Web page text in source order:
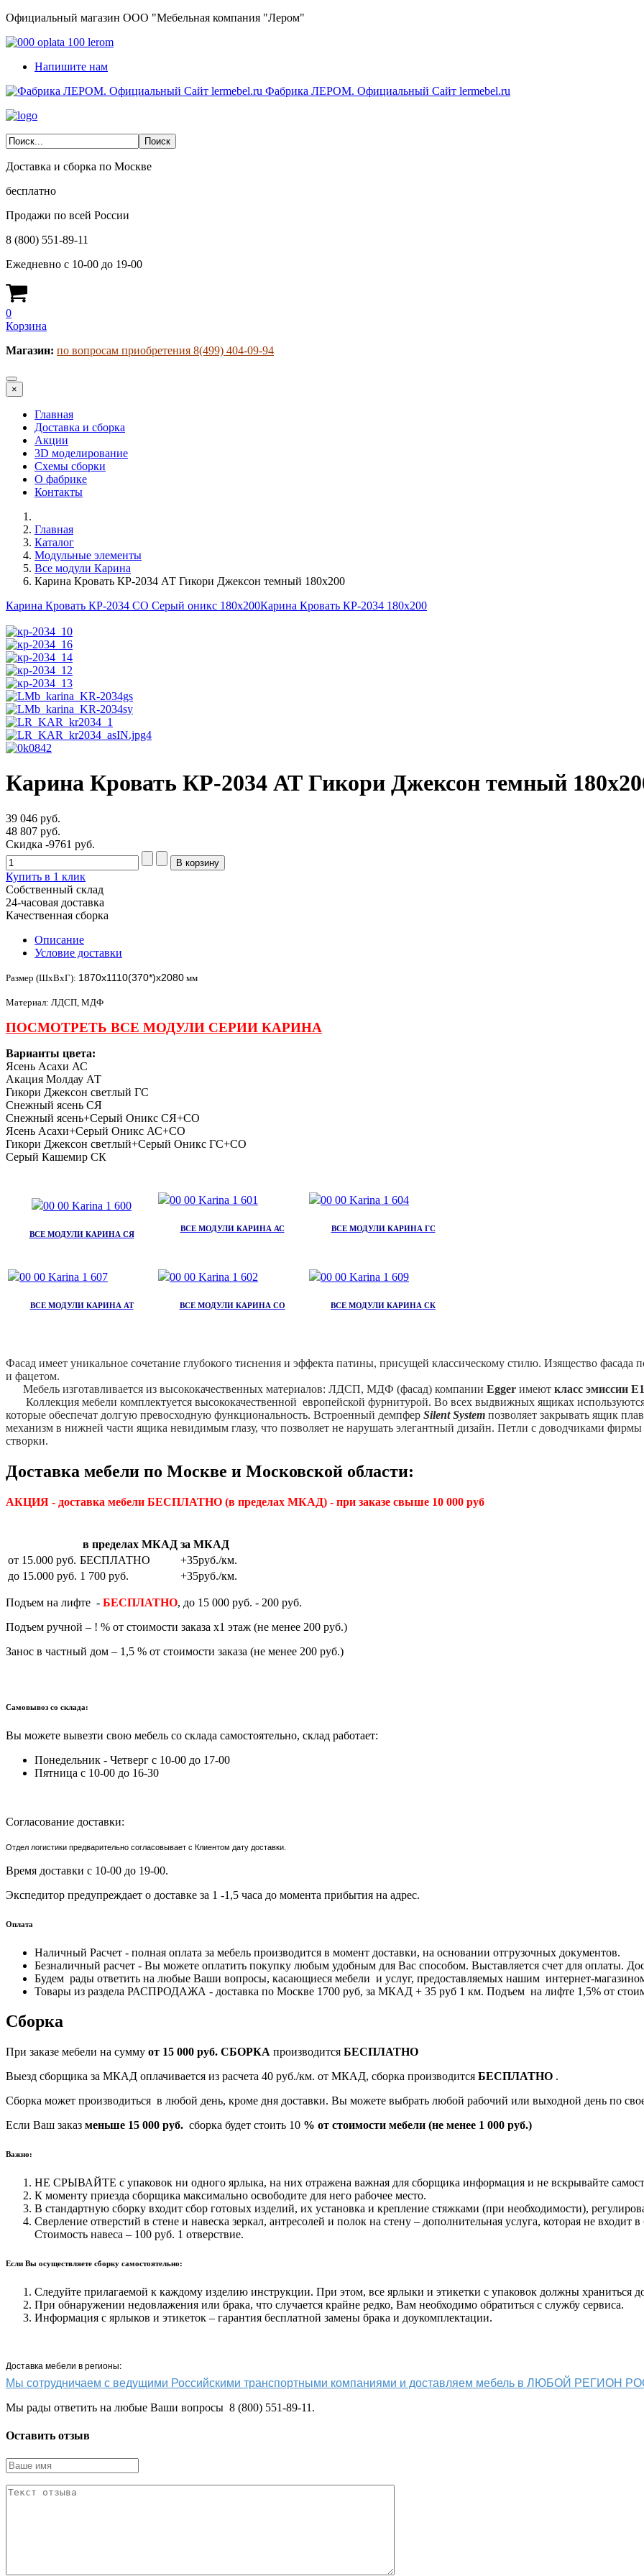
Официальный магазин ООО "Мебельная компания "Лером"
Напишите нам
Фабрика ЛЕРОМ. Официальный Сайт lermebel.ru
Доставка и сборка по Москве
бесплатно
Продажи по всей России
8 (800) 551-89-11
Ежедневно с 10-00 до 19-00
0
Корзина
Магазин: по вопросам приобретения 8(499) 404-09-94
×
Главная
Доставка и сборка
Акции
3D моделирование
Схемы сборки
О фабрике
Контакты
Главная
Каталог
Модульные элементы
Все модули Карина
Карина Кровать КР-2034 АТ Гикори Джексон темный 180х200
Карина Кровать КР-2034 СО Серый оникс 180х200Карина Кровать КР-2034 180х200
Карина Кровать КР-2034 АТ Гикори Джексон темный
39 046 руб.
48 807 руб.
Скидка -9761 руб.
Купить в 1 клик
Собственный склад
24-часовая доставка
Качественная сборка
Описание
Условие доставки
Размер (ШхВхГ): 1870х1110(370*)х2080 мм
Материал: ЛДСП, МДФ
ПОСМОТРЕТЬ ВСЕ МОДУЛИ СЕРИИ КАРИНА
Варианты цвета:
Ясень Асахи АС
Акация Молдау АТ
Гикори Джексон светлый ГС
Снежный ясень СЯ
Снежный ясень+Серый Оникс СЯ+СО
Ясень Асахи+Серый Оникс АС+СО
Гикори Джексон светлый+Серый Оникс ГС+СО
Серый Кашемир СК
ВСЕ МОДУЛИ КАРИНА СЯ
ВСЕ МОДУЛИ КАРИНА АС ВСЕ МОДУЛИ КАРИНА ГС
ВСЕ МОДУЛИ КАРИНА АТ ВСЕ МОДУЛИ КАРИНА СО ВСЕ МОДУЛИ КАРИНА СК
Фасад имеет уникальное сочетание глубокого тиснения и эффекта патины, присущей классическому стилю. Изящество фасада
и фацетом.
Мебель изготавливается из высококачественных материалов: ЛДСП, МДФ (фасад) компании Egger имеют класс эмиссии Е1
Коллекция мебели комплектуется высококачественной европейской фурнитурой. Во всех выдвижных ящиках
которые обеспечат долгую превосходную функциональность. Встроенный демпфер Silent System позволяет закрывать ящик
механизм в нижней части ящика невидимым глазу, что позволяет не нарушать элегантный дизайн. Петли с доводчиками фирмы
створки.
Доставка мебели по Москве и Московской области:
АКЦИЯ - доставка мебели БЕСПЛАТНО (в пределах МКАД) - при заказе свыше 10 000 руб
в пределах МКАД за МКАД
от 15.000 руб. БЕСПЛАТНО
+35руб./км.
до 15.000 руб. 1 700 руб. +35руб./км.
Подъем на лифте - БЕСПЛАТНО, до 15 000 руб. - 200 руб.
Подъем ручной – ! % от стоимости заказа х1 этаж (не менее 200 руб.)
Занос в частный дом – 1,5 % от стоимости заказа (не менее 200 руб.)
Самовывоз со склада:
Вы можете вывезти свою мебель со склада самостоятельно, склад работает:
Понедельник - Четверг с 10-00 до 17-00
Пятница с 10-00 до 16-30
Согласование доставки:
Отдел логистики предварительно согласовывает с Клиентом дату доставки.
Время доставки с 10-00 до 19-00.
Экспедитор предупреждает о доставке за 1 -1,5 часа до момента прибытия на адрес.
Оплата
Наличный Расчет - полная оплата за мебель производится в момент доставки, на основании отгрузочных документов.
Безналичный расчет - Вы можете оплатить покупку любым удобным для Вас способом. Выставляется счет для оплаты.
Будем рады ответить на любые Ваши вопросы, касающиеся мебели и услуг, предоставляемых нашим интернет-
Товары из раздела РАСПРОДАЖА - доставка по Москве 1700 руб, за МКАД + 35 руб 1 км. Подъем на лифте 1,5% от
Сборка
При заказе мебели на сумму от 15 000 руб. СБОРКА производится БЕСПЛАТНО
Выезд сборщика за МКАД оплачивается из расчета 40 руб./км. от МКАД, сборка производится БЕСПЛАТНО .
Сборка может производиться в любой день, кроме дня доставки. Вы можете выбрать любой рабочий или выходной день по
Если Ваш заказ меньше 15 000 руб. сборка будет стоить 10 % от стоимости мебели (не менее 1 000 руб.)
Важно:
НЕ СРЫВАЙТЕ с упаковок ни одного ярлыка, на них отражена важная для сборщика информация и не вскрывайте
К моменту приезда сборщика максимально освободите для него рабочее место.
В стандартную сборку входит сбор готовых изделий, их установка и крепление стяжками (при необходимости),
Сверление отверстий в стене и навеска зеркал, антресолей и полок на стену – дополнительная услуга, которая не входит
Стоимость навеса – 100 руб. 1 отверствие.
Если Вы осуществляете сборку самостоятельно:
Следуйте прилагаемой к каждому изделию инструкции. При этом, все ярлыки и этикетки с упаковок должны храниться
При обнаружении недовлажения или брака, что случается крайне редко, Вам необходимо обратиться с службу сервиса.
Информация с ярлыков и этикеток – гарантия бесплатной замены брака и доукомплектации.
Доставка мебели в регионы:
Мы сотрудничаем с ведущими Российскими транспортными компаниями и доставляем мебель в ЛЮБОЙ РЕГИОН
Мы рады ответить на любые Ваши вопросы 8 (800) 551-89-11.
Оставить отзыв